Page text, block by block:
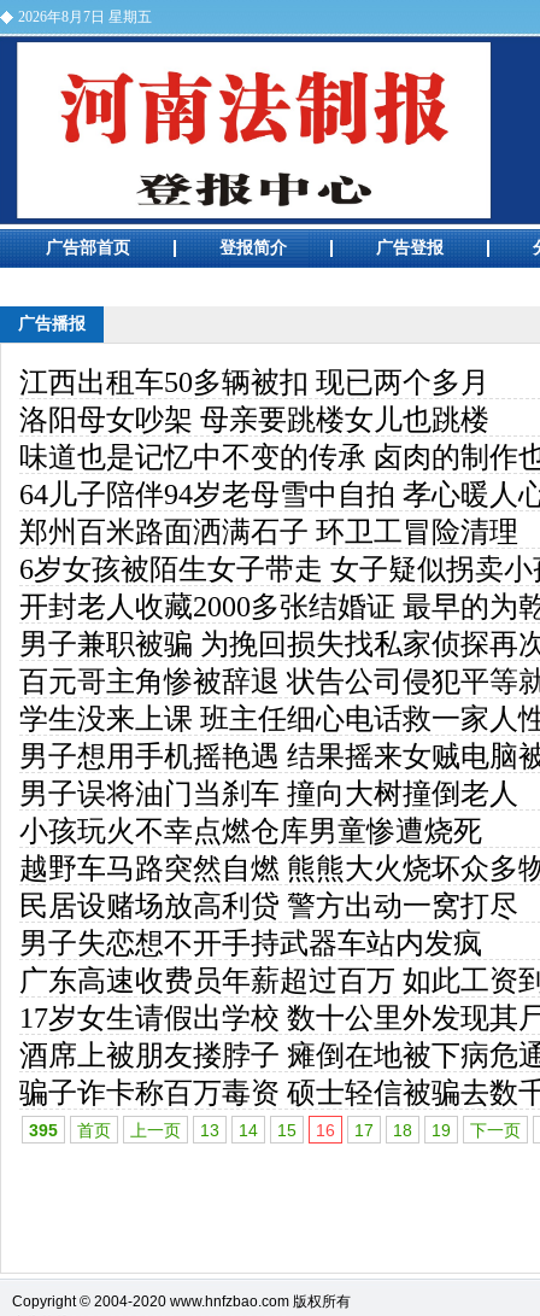
2026年8月7日 星期五
河南法制报电话
广告部首页 登报简介 广告登报
广告播报
江西出租车50多辆被扣 现已两个多月
洛阳母女吵架 母亲要跳楼女儿也跳楼
味道也是记忆中不变的传承 卤肉的制作
64儿子陪伴94岁老母雪中自拍 孝心暖人
郑州百米路面洒满石子 环卫工冒险清理
6岁女孩被陌生女子带走 女子疑似拐卖小
开封老人收藏2000多张结婚证 最早的为
男子兼职被骗 为挽回损失找私家侦探再
百元哥主角惨被辞退 状告公司侵犯平等
学生没来上课 班主任细心电话救一家人
男子想用手机摇艳遇 结果摇来女贼电脑
男子误将油门当刹车 撞向大树撞倒老人
小孩玩火不幸点燃仓库男童惨遭烧死
越野车马路突然自燃 熊熊大火烧坏众多
民居设赌场放高利贷 警方出动一窝打尽
男子失恋想不开手持武器车站内发疯
广东高速收费员年薪超过百万 如此工资
17岁女生请假出学校 数十公里外发现其
酒席上被朋友搂脖子 瘫倒在地被下病危
骗子诈卡称百万毒资 硕士轻信被骗去数
395 首页 上一页 13 14 15 16 17 18 19 下一页
Copyright © 2004-2020 www.hnfzbao.com 版权所有